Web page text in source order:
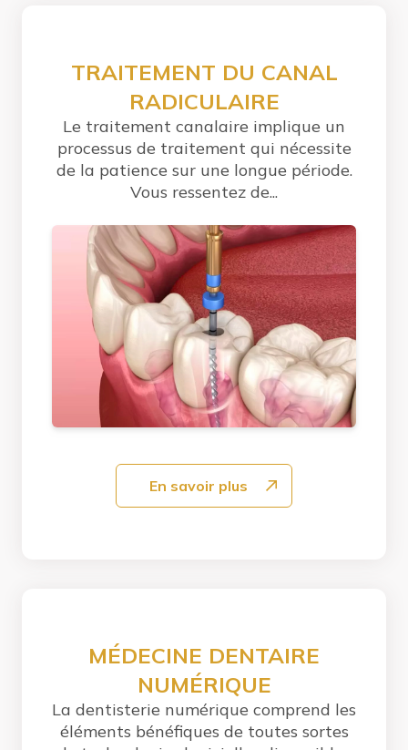
TRAITEMENT DU CANAL
RADICULAIRE
Le traitement canalaire implique un
processus de traitement qui nécessite
de la patience sur une longue période.
Vous ressentez de...
En savoir plus
MÉDECINE DENTAIRE
NUMÉRIQUE
La dentisterie numérique comprend les
éléments bénéfiques de toutes sortes